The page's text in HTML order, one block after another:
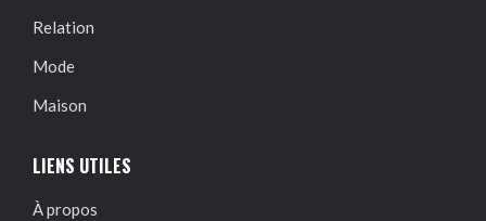
Relation
Mode
Maison
LIENS UTILES
À propos